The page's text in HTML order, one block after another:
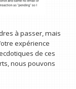
à passer, mais
expérience
de ces
nous pouvons